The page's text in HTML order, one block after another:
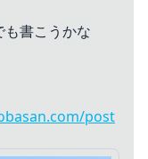
書こうかな
post